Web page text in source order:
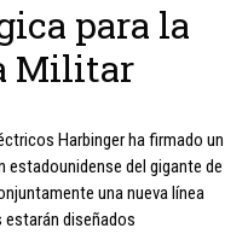
para la
Militar
Harbinger ha firmado un
del gigante de
una nueva línea
diseñados